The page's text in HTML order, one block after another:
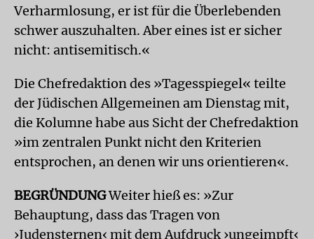
Verharmlosung, er ist für die Überlebenden
schwer auszuhalten. Aber eines ist er sicher
nicht: antisemitisch.«
Die Chefredaktion des »Tagesspiegel« teilte
der Jüdischen Allgemeinen am Dienstag mit,
die Kolumne habe aus Sicht der Chefredaktion
»im zentralen Punkt nicht den Kriterien
entsprochen, an denen wir uns orientieren«.
BEGRÜNDUNGWeiter hieß es: »Zur
Behauptung, dass das Tragen von
›Judensternen‹ mit dem Aufdruck ›ungeimpft‹